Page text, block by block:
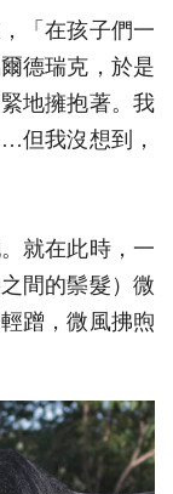
「在孩子們一
德瑞克，於是
地擁抱著。我
但我沒想到，
就在此時，一
間的鬃髮）微
蹭，微風拂煦